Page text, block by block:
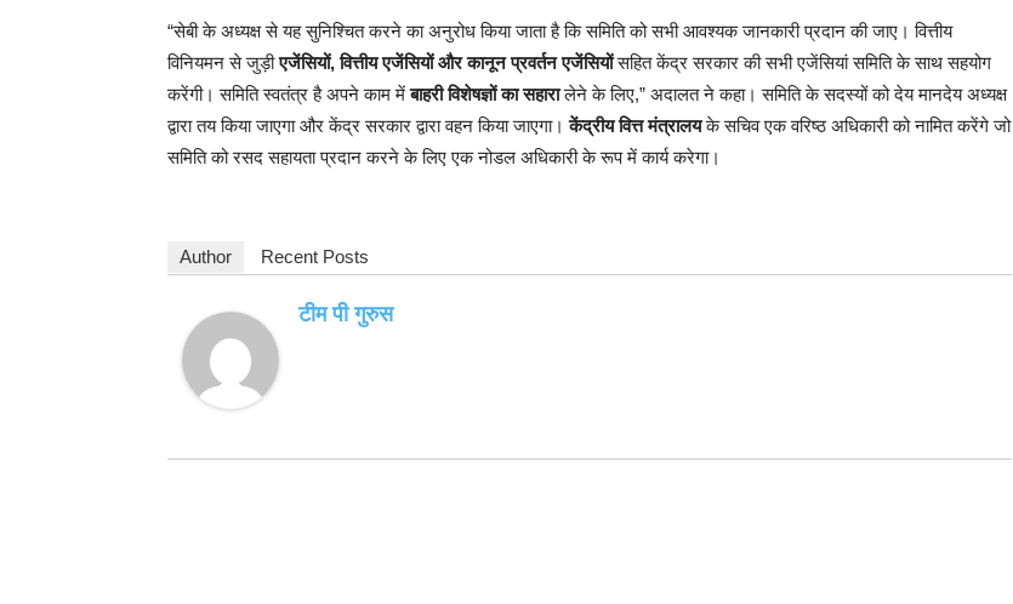
“सेबी के अध्यक्ष से यह सुनिश्चित करने का अनुरोध किया जाता है कि समिति को सभी आवश्यक जानकारी प्रदान की जाए। वित्तीय
विनियमन से जुड़ीएजेंसियों, वित्तीय एजेंसियों और कानून प्रवर्तन एजेंसियोंसहित केंद्र सरकार की सभी एजेंसियां समिति के साथ सहयोग
करेंगी। समिति स्वतंत्र है अपने काम मेंबाहरी विशेषज्ञों का सहारालेने के लिए,” अदालत ने कहा। समिति के सदस्यों को देय मानदेय अध्यक्ष
द्वारा तय किया जाएगा और केंद्र सरकार द्वारा वहन किया जाएगा।केंद्रीय वित्त मंत्रालयके सचिव एक वरिष्ठ अधिकारी को नामित करेंगे जो
समिति को रसद सहायता प्रदान करने के लिए एक नोडल अधिकारी के रूप में कार्य करेगा।
Author Recent Posts
टीम पी गुरुस